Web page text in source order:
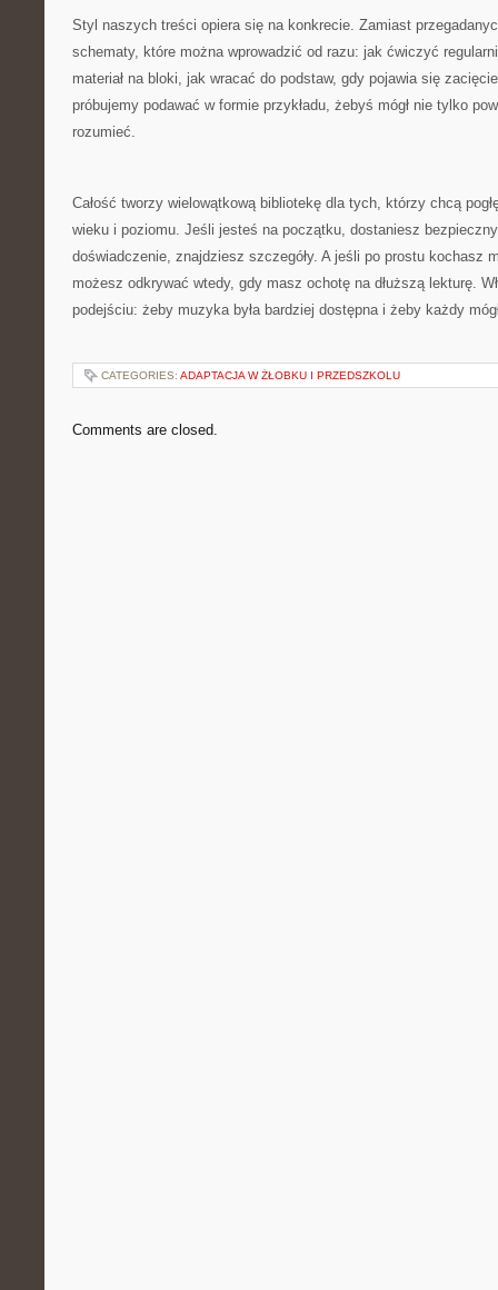
Styl naszych treści opiera się na konkrecie. Zamiast
schematy, które można wprowadzić od razu: jak ćwiczyć
materiał na bloki, jak wracać do podstaw, gdy pojawia się
próbujemy podawać w formie przykładu, żebyś mógł nie tylko
rozumieć.
Całość tworzy wielowątkową bibliotekę dla tych, którzy chcą
wieku i poziomu. Jeśli jesteś na początku, dostaniesz
doświadczenie, znajdziesz szczegóły. A jeśli po prostu kochasz
możesz odkrywać wtedy, gdy masz ochotę na dłuższą lekturę.
podejściu: żeby muzyka była bardziej dostępna i żeby każdy
CATEGORIES: ADAPTACJA W ŻŁOBKU I PRZEDSZKOLU
Comments are closed.